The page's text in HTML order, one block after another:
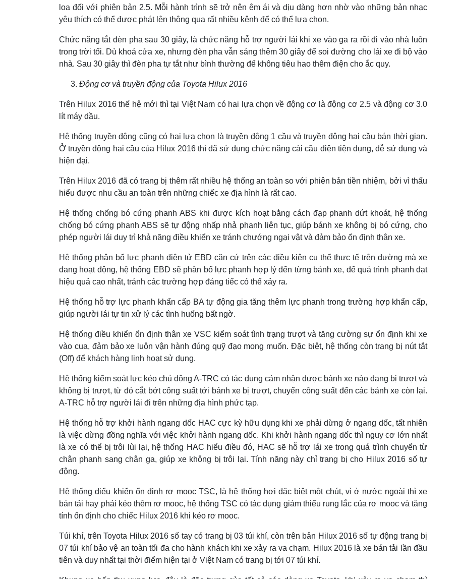
loa đối với phiên bản 2.5. Mỗi hành trình sẽ trở nên êm ái và dịu dàng hơn nhờ vào những bản nhạc
yêu thích có thể được phát lên thông qua rất nhiều kênh để có thể lựa chọn.
Chức năng tắt đèn pha sau 30 giây, là chức năng hỗ trợ người lái khi xe vào ga ra rồi đi vào nhà luôn
trong trời tối. Dù khoá cửa xe, nhưng đèn pha vẫn sáng thêm 30 giây để soi đường cho lái xe đi bộ vào
nhà. Sau 30 giây thì đèn pha tự tắt như bình thường để không tiêu hao thêm điện cho ắc quy.
Động cơ và truyền động của Toyota Hilux 2016
Trên Hilux 2016 thế hệ mới thì tại Việt Nam có hai lựa chọn về động cơ là động cơ 2.5 và động cơ 3.0
lít máy dầu.
Hệ thống truyền động cũng có hai lựa chọn là truyền động 1 cầu và truyền động hai cầu bán thời gian.
Ở truyền động hai cầu của Hilux 2016 thì đã sử dụng chức năng cài cầu điện tiện dụng, dễ sử dụng và
hiện đại.
Trên Hilux 2016 đã có trang bị thêm rất nhiều hệ thống an toàn so với phiên bản tiền nhiệm, bởi vì thấu
hiểu được nhu cầu an toàn trên những chiếc xe địa hình là rất cao.
Hệ thống chống bó cứng phanh ABS khi được kích hoạt bằng cách đạp phanh dứt khoát, hệ thống
chống bó cứng phanh ABS sẽ tự động nhấp nhả phanh liên tục, giúp bánh xe không bị bó cứng, cho
phép người lái duy trì khả năng điều khiển xe tránh chướng ngại vật và đảm bảo ổn định thân xe.
Hệ thống phân bổ lực phanh điện tử EBD căn cứ trên các điều kiện cụ thể thực tế trên đường mà xe
đang hoạt động, hệ thống EBD sẽ phân bổ lực phanh hợp lý đến từng bánh xe, để quá trình phanh đạt
hiệu quả cao nhất, tránh các trường hợp đáng tiếc có thể xảy ra.
Hệ thống hỗ trợ lực phanh khẩn cấp BA tự động gia tăng thêm lực phanh trong trường hợp khẩn cấp,
giúp người lái tự tin xử lý các tình huống bất ngờ.
Hệ thống điều khiển ổn định thân xe VSC kiểm soát tình trạng trượt và tăng cường sự ổn định khi xe
vào cua, đảm bảo xe luôn vận hành đúng quỹ đạo mong muốn. Đặc biệt, hệ thống còn trang bị nút tắt
(Off) để khách hàng linh hoạt sử dụng.
Hệ thống kiểm soát lực kéo chủ động A-TRC có tác dụng cảm nhận được bánh xe nào đang bị trượt và
không bị trượt, từ đó cắt bớt công suất tới bánh xe bị trượt, chuyển công suất đến các bánh xe còn lại.
A-TRC hỗ trợ người lái đi trên những địa hình phức tạp.
Hệ thống hỗ trợ khởi hành ngang dốc HAC cực kỳ hữu dụng khi xe phải dừng ở ngang dốc, tất nhiên
là việc dừng đồng nghĩa với việc khởi hành ngang dốc. Khi khởi hành ngang dốc thì nguy cơ lớn nhất
là xe có thể bị trôi lùi lại, hệ thống HAC hiểu điều đó, HAC sẽ hỗ trợ lái xe trong quá trình chuyển từ
chân phanh sang chân ga, giúp xe không bị trôi lại. Tính năng này chỉ trang bị cho Hilux 2016 số tự
động.
Hệ thống điểu khiển ổn định rơ mooc TSC, là hệ thống hơi đặc biệt một chút, vì ở nước ngoài thì xe
bán tải hay phải kéo thêm rơ mooc, hệ thống TSC có tác dụng giảm thiểu rung lắc của rơ mooc và tăng
tính ổn định cho chiếc Hilux 2016 khi kéo rơ mooc.
Túi khí, trên Toyota Hilux 2016 số tay có trang bị 03 túi khí, còn trên bản Hilux 2016 số tự động trang bị
07 túi khí bảo vệ an toàn tối đa cho hành khách khi xe xảy ra va chạm. Hilux 2016 là xe bán tải lần đầu
tiên và duy nhất tại thời điểm hiện tại ở Việt Nam có trang bị tới 07 túi khí.